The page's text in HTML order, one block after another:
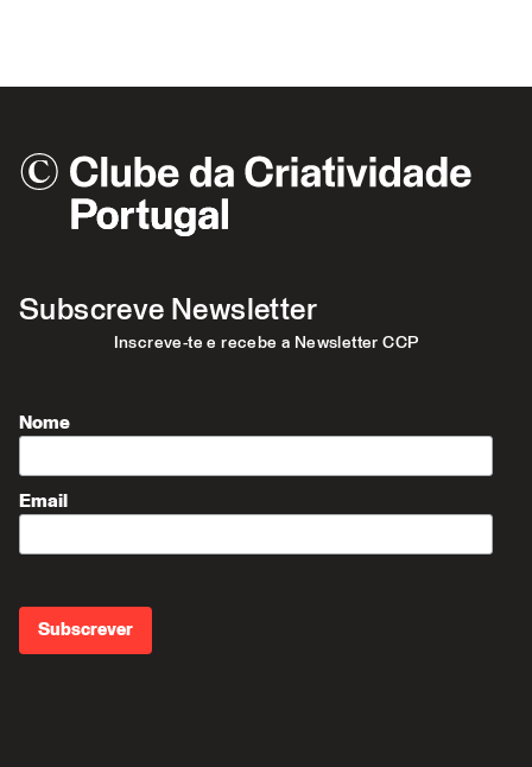
Subscreve Newsletter
Inscreve-te e recebe a Newsletter CCP
Nome
Email